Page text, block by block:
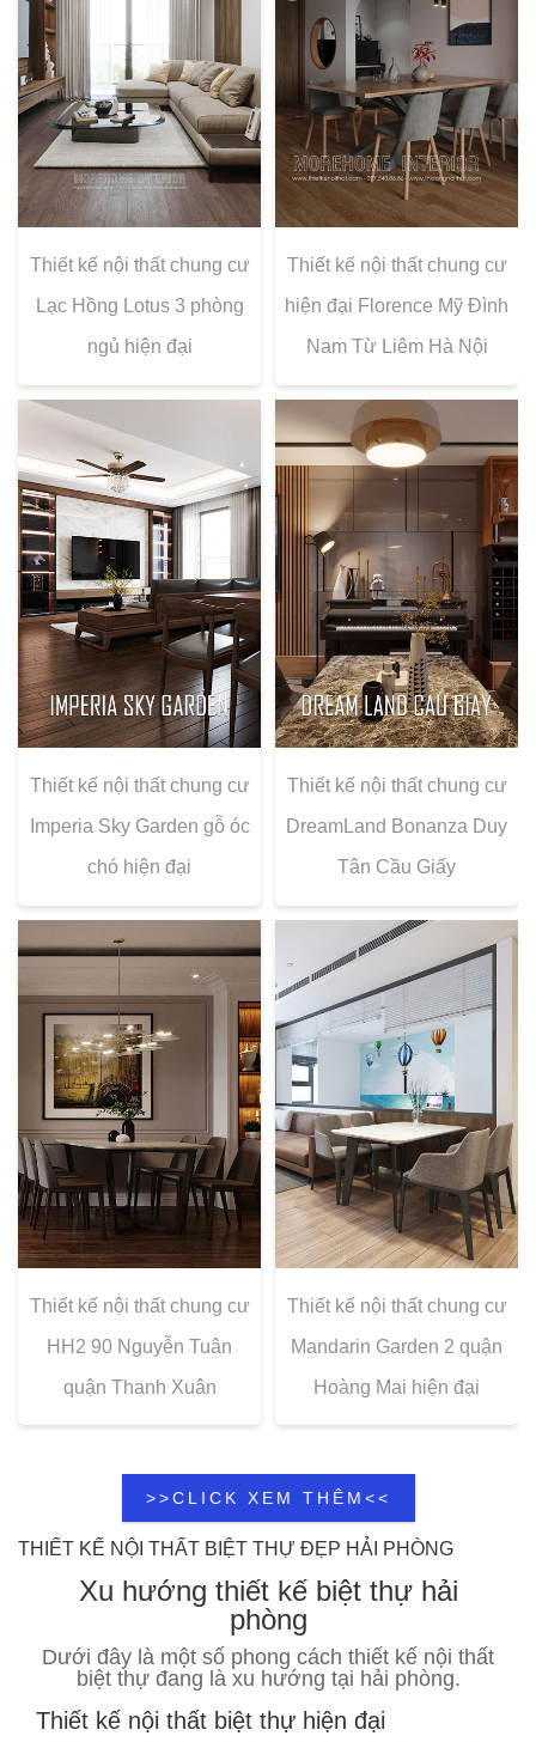
Thiết kế nội thất chung cư
Lạc Hồng Lotus 3 phòng
ngủ hiện đại
Thiết kế nội thất chung cư
hiện đại Florence Mỹ Đình
Nam Từ Liêm Hà Nội
Thiết kế nội thất chung cư
Imperia Sky Garden gỗ óc
chó hiện đại
Thiết kế nội thất chung cư
DreamLand Bonanza Duy
Tân Cầu Giấy
Thiết kế nội thất chung cư
HH2 90 Nguyễn Tuân
quận Thanh Xuân
Thiết kế nội thất chung cư
Mandarin Garden 2 quận
Hoàng Mai hiện đại
>>CLICK XEM THÊM<<
THIẾT KẾ NỘI THẤT BIỆT THỰ ĐẸP HẢI PHÒNG
Xu hướng thiết kế biệt thựhải
phòng
Dưới đây là một số phong cách thiết kế nội thất
biệt thự đang là xu hướng tại hải phòng.
Thiết kế nội thất biệt thự hiện đại